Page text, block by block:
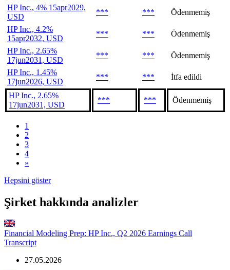
HP Inc., 4% 15apr2029,
USD
*** ***
Ödenmemiş
HP Inc., 4.2%
15apr2032, USD
*** ***
Ödenmemiş
HP Inc., 2.65%
17jun2031, USD
*** ***
Ödenmemiş
HP Inc., 1.45%
17jun2026, USD
*** *** İtfa edildi
HP Inc., 2.65%
17jun2031, USD
*** *** Ödenmemiş
1
2
3
4
»
Hepsini göster
Şirket hakkında analizler
Financial Modeling Prep: HP Inc., Q2 2026 Earnings Call
Transcript
27.05.2026